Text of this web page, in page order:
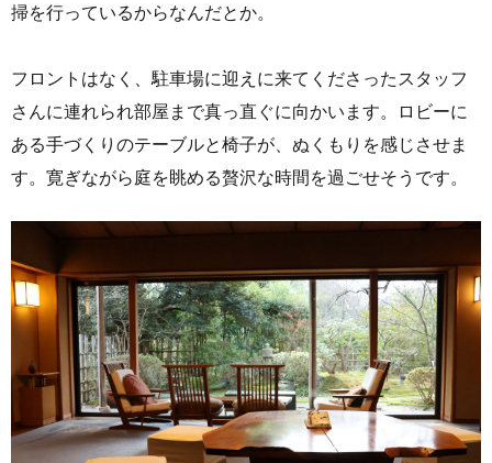
掃を行っているからなんだとか。
フロントはなく、駐車場に迎えに来てくださったスタッフ
さんに連れられ部屋まで真っ直ぐに向かいます。ロビーに
ある手づくりのテーブルと椅子が、ぬくもりを感じさせま
す。寛ぎながら庭を眺める贅沢な時間を過ごせそうです。